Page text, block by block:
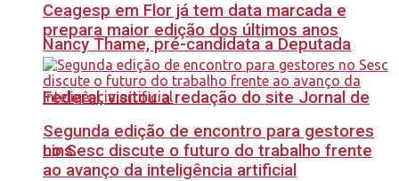
Nancy Thame, pré-candidata a Deputada
Federal, visitou a redação do site Jornal de
Lins.
Ceagesp em Flor já tem data marcada e
prepara maior edição dos últimos anos
Segunda edição de encontro para gestores
no Sesc discute o futuro do trabalho frente
ao avanço da inteligência artificial